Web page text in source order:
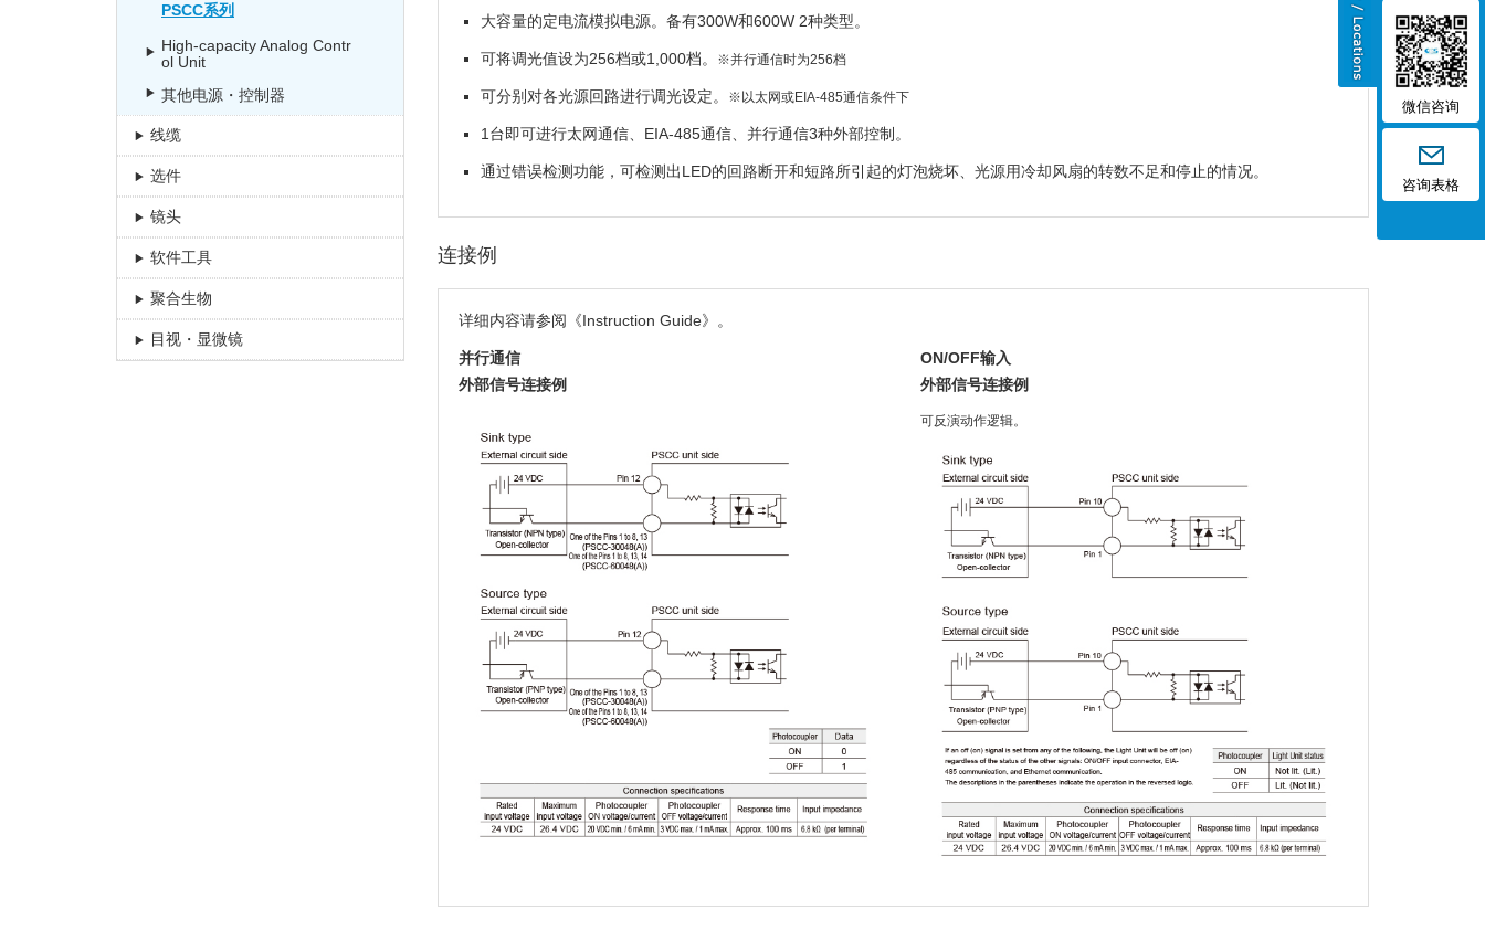
大容量的定电流模拟电源。备有300W和600W 2种类型。
可将调光值设为256档或1,000档。 ※并行通信时为256档
可分别对各光源回路进行调光设定。 ※以太网或EIA-485通信条件下
1台即可进行太网通信、EIA-485通信、并行通信3种外部控制。
通过错误检测功能，可检测出LED的回路断开和短路所引起的灯泡烧坏、光源用冷却风扇的转数不足和停止的情况。
连接例
详细内容请参阅《Instruction Guide》。
并行通信
外部信号连接例
ON/OFF输入
外部信号连接例
可反演动作逻辑。
PSCC系列
High-capacity Analog Contr
ol Unit
其他电源・控制器
线缆
选件
镜头
软件工具
聚合生物
目视・显微镜
微信咨询
咨询表格